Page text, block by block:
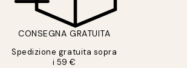
CONSEGNA GRATUITA
Spedizione gratuita sopra
i 59 €